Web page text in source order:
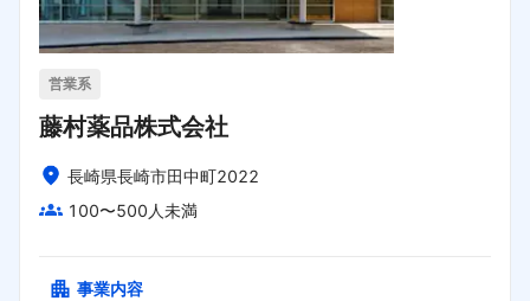
営業系
藤村薬品株式会社
長崎県長崎市田中町2022
100〜500人未満
事業内容